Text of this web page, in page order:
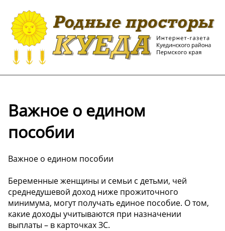
Важное о едином
пособии
Важное о едином пособии
Беременные женщины и семьи с детьми, чей
среднедушевой доход ниже прожиточного
минимума, могут получать единое пособие. О том,
какие доходы учитываются при назначении
выплаты – в карточках ЗС.